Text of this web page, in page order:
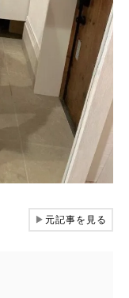
▶元記事を見る